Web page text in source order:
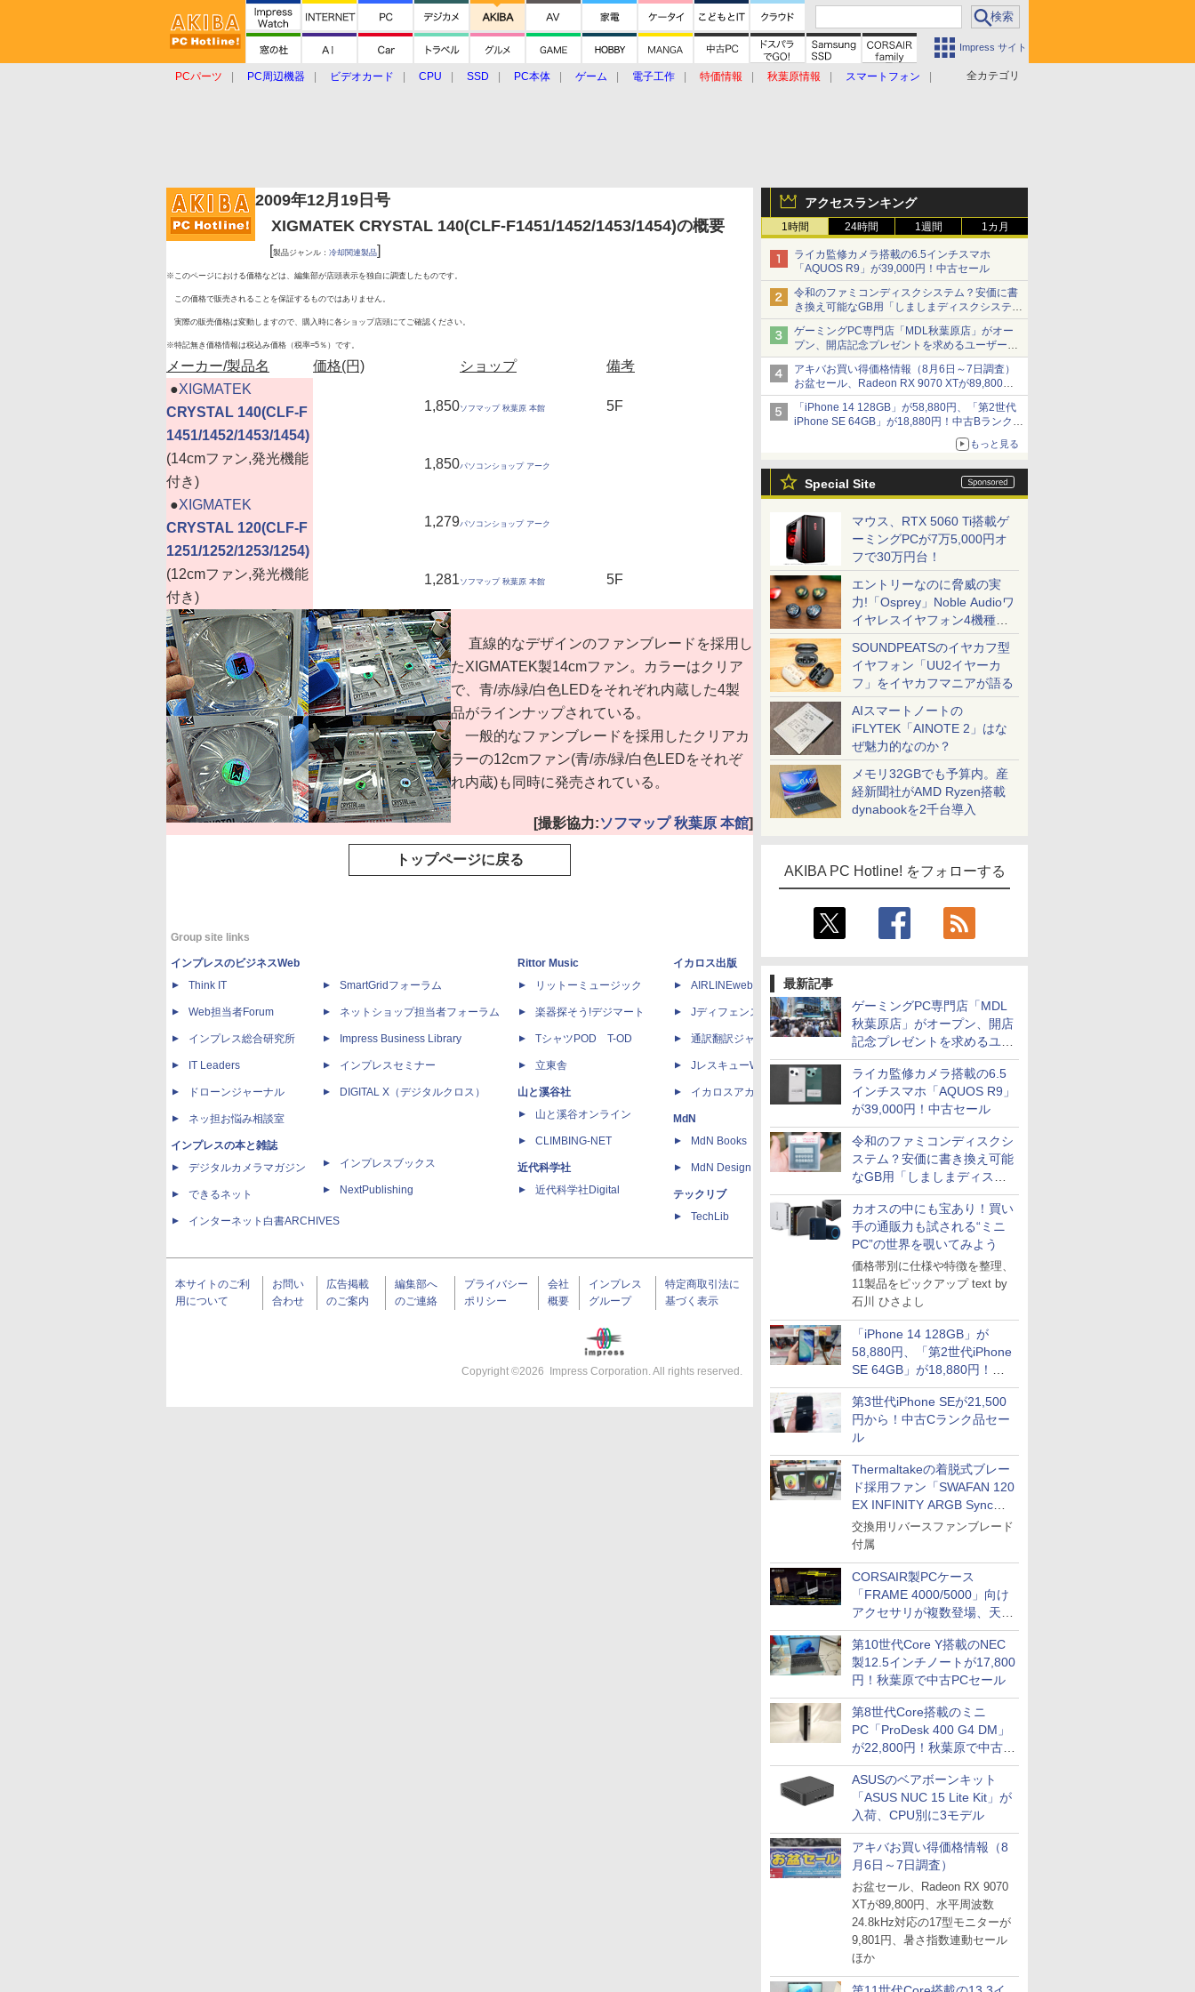
Impress サイト
全カテゴリ
PCパーツ PC周辺機器 ビデオカード CPU SSD PC本体 ゲーム 電子工作 特価情報 秋葉原情報
スマートフォン
アクセスランキング
1時間 24時間 1週間 1カ月
ライカ監修カメラ搭載の6.5インチスマホ
「AQUOS R9」が39,000円！中古セール
令和のファミコンディスクシステム？安価に書
き換え可能なGB用「しましまディスクシステ
ム」
ゲーミングPC専門店「MDL秋葉原店」がオー
プン、開店記念プレゼントを求めるユーザーが
押し寄せ長蛇の列に
アキバお買い得価格情報（8月6日～7日調査）
お盆セール、Radeon RX 9070 XTが89,800
円、水平周波数24.8kHz対応の17型モニターが
9,801円、暑さ指数連動セール ほか
「iPhone 14 128GB」が58,880円、「第2世代
iPhone SE 64GB」が18,880円！中古Bランク品
もっと見る
Special Site
マウス、RTX 5060 Ti搭載ゲ
ーミングPCが7万5,000円オ
フで30万円台！
エントリーなのに脅威の実
力!「Osprey」Noble Audioワ
イヤレスイヤフォン4機種を
一気に聴く
SOUNDPEATSのイヤカフ型
イヤフォン「UU2イヤーカ
フ」をイヤカフマニアが語る
AIスマートノートの
iFLYTEK「AINOTE 2」はな
ぜ魅力的なのか？
メモリ32GBでも予算内。産
経新聞社がAMD Ryzen搭載
dynabookを2千台導入
AKIBA PC Hotline! をフォローする
最新記事
ゲーミングPC専門店「MDL
秋葉原店」がオープン、開店
記念プレゼントを求めるユー
ザーが押し寄せ長蛇の列に
ライカ監修カメラ搭載の6.5
インチスマホ「AQUOS R9」
が39,000円！中古セール
令和のファミコンディスクシ
ステム？安価に書き換え可能
なGB用「しましまディスク
システム」
カオスの中にも宝あり！買い
手の通販力も試される“ミニ
PC”の世界を覗いてみよう
価格帯別に仕様や特徴を整理、
11製品をピックアップ text by
石川 ひさよし
「iPhone 14 128GB」が
58,880円、「第2世代iPhone
SE 64GB」が18,880円！中
古Bランク品セール
第3世代iPhone SEが21,500
円から！中古Cランク品セー
ル
Thermaltakeの着脱式ブレー
ド採用ファン「SWAFAN 120
EX INFINITY ARGB Sync」
に単品パッケージ
交換用リバースファンブレード
付属
CORSAIR製PCケース
「FRAME 4000/5000」向け
アクセサリが複数登場、天然
木製パネルや背面コネクタ対
応トレイなど
第10世代Core Y搭載のNEC
製12.5インチノートが17,800
円！秋葉原で中古PCセール
第8世代Core搭載のミニ
PC「ProDesk 400 G4 DM」
が22,800円！秋葉原で中古
PCセール
ASUSのベアボーンキット
「ASUS NUC 15 Lite Kit」が
入荷、CPU別に3モデル
アキバお買い得価格情報（8
月6日～7日調査）
お盆セール、Radeon RX 9070
XTが89,800円、水平周波数
24.8kHz対応の17型モニターが
9,801円、暑さ指数連動セール
ほか
2009年12月19日号
XIGMATEK CRYSTAL 140(CLF-F1451/1452/1453/1454)の概要
[製品ジャンル： 冷却関連製品]
※このページにおける価格などは、編集部が店頭表示を独自に調査したものです。
この価格で販売されることを保証するものではありません。
実際の販売価格は変動しますので、購入時に各ショップ店頭にてご確認ください。
※特記無き価格情報は税込み価格（税率=5％）です。
メーカー/製品名 価格(円) ショップ
備考
●XIGMATEK
CRYSTAL 140(CLF-F
1451/1452/1453/1454)
(14cmファン,発光機能
付き)
1,850ソフマップ 秋葉原 本館 5F
1,850パソコンショップ アーク
●XIGMATEK
CRYSTAL 120(CLF-F
1251/1252/1253/1254)
(12cmファン,発光機能
付き)
1,279パソコンショップ アーク
1,281 ソフマップ 秋葉原 本館 5F
直線的なデザインのファンブレードを採用し
たXIGMATEK製14cmファン。カラーはクリア
で、青/赤/緑/白色LEDをそれぞれ内蔵した4製
品がラインナップされている。
一般的なファンブレードを採用したクリアカ
ラーの12cmファン(青/赤/緑/白色LEDをそれぞ
れ内蔵)も同時に発売されている。
[撮影協力:ソフマップ 秋葉原 本館]
トップページに戻る
Group site links
インプレスのビジネスWeb
Think IT
Web担当者Forum
インプレス総合研究所
IT Leaders
ドローンジャーナル
ネッ担お悩み相談室
インプレスの本と雑誌
デジタルカメラマガジン
できるネット
インターネット白書ARCHIVES
SmartGridフォーラム
ネットショップ担当者フォーラム
Impress Business Library
インプレスセミナー
DIGITAL X（デジタルクロス）
インプレスブックス
NextPublishing
Rittor Music
リットーミュージック
楽器探そう!デジマート
TシャツPOD T-OD
立東舎
山と溪谷社
山と溪谷オンライン
CLIMBING-NET
近代科学社
近代科学社Digital
イカロス出版
AIRLINEweb
Jディフェンスニュース
通訳翻訳ジャーナル
JレスキューWeb
イカロスアカデミー
MdN
MdN Books
MdN Design Interactive
テックリブ
TechLib
Comic curea
impress QuickBooks
PUBFUN
パブファンセルフ
IPGネットワーク
TシャツPOD pTa.shop
カスタム写真集POD fabli
tion
本サイトのご利
用について
お問い
合わせ
広告掲載
のご案内
編集部へ
のご連絡
プライバシー
ポリシー
会社
概要
インプレス
グループ
特定商取引法に
基づく表示
Copyright ©2026 Impress Corporation. All rights reserved.